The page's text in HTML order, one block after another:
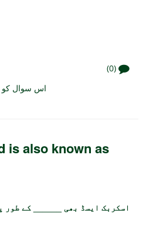
(0)
اس سوال کو
is also known as
اسکربک ایسڈ بھی ______ کے طور